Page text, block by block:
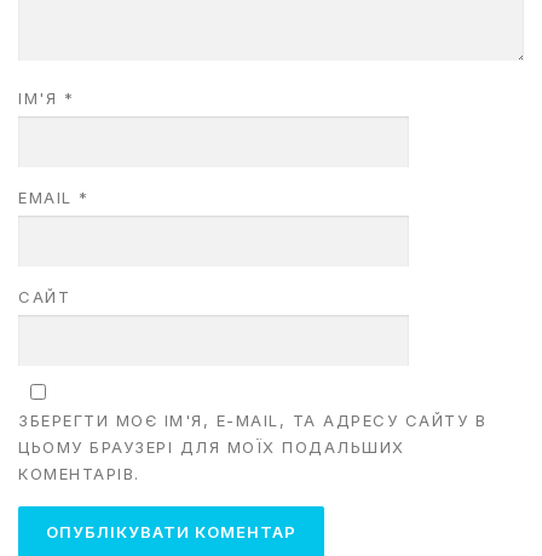
ІМ'Я *
EMAIL *
САЙТ
ЗБЕРЕГТИ МОЄ ІМ'Я, E-MAIL, ТА АДРЕСУ САЙТУ В
ЦЬОМУ БРАУЗЕРІ ДЛЯ МОЇХ ПОДАЛЬШИХ
КОМЕНТАРІВ.